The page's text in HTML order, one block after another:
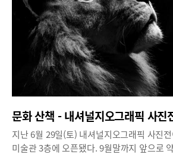
문화 산책 - 내셔널지오그래픽 사진
지난 6월 29일(토) 내셔널지오그래픽 사진
미술관 3층에 오픈됐다. 9월말까지 앞으로